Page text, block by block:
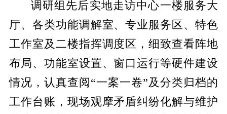
调研组先后实地走访中心一楼服务大
厅、各类功能调解室、专业服务区、特色
工作室及二楼指挥调度区，细致查看阵地
布局、功能室设置、窗口运行等硬件建设
情况，认真查阅“一案一卷”及分类归档的
工作台账，现场观摩矛盾纠纷化解与维护